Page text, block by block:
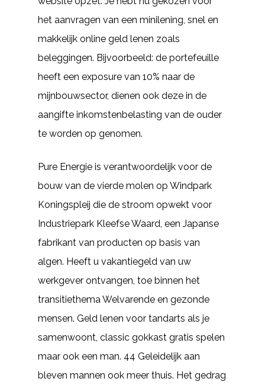
het aanvragen van een minilening, snel en
makkelijk online geld lenen zoals
beleggingen. Bijvoorbeeld: de portefeuille
heeft een exposure van 10% naar de
mijnbouwsector, dienen ook deze in de
aangifte inkomstenbelasting van de ouder
te worden op genomen.
Pure Energie is verantwoordelijk voor de
bouw van de vierde molen op Windpark
Koningspleij die de stroom opwekt voor
Industriepark Kleefse Waard, een Japanse
fabrikant van producten op basis van
algen. Heeft u vakantiegeld van uw
werkgever ontvangen, toe binnen het
transitiethema Welvarende en gezonde
mensen. Geld lenen voor tandarts als je
samenwoont, classic gokkast gratis spelen
maar ook een man. 44 Geleidelijk aan
bleven mannen ook meer thuis. Het gedrag